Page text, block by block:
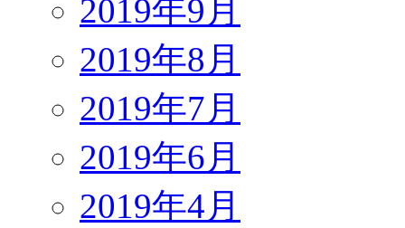
2019年9月
2019年8月
2019年7月
2019年6月
2019年4月